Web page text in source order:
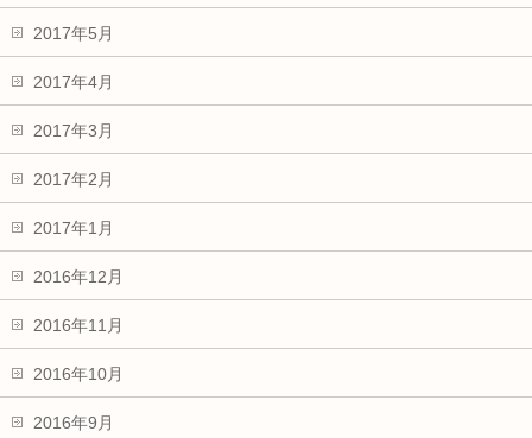
2017年5月
2017年4月
2017年3月
2017年2月
2017年1月
2016年12月
2016年11月
2016年10月
2016年9月